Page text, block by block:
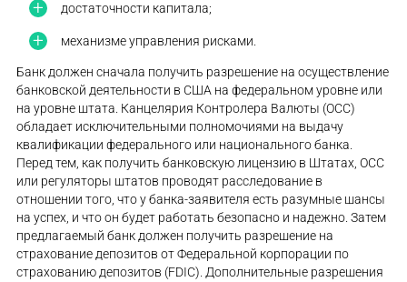
достаточности капитала;
механизме управления рисками.
Банк должен сначала получить разрешение на осуществление
банковской деятельности в США на федеральном уровне или
на уровне штата. Канцелярия Контролера Валюты (OCC)
обладает исключительными полномочиями на выдачу
квалификации федерального или национального банка.
Перед тем, как получить банковскую лицензию в Штатах, OCC
или регуляторы штатов проводят расследование в
отношении того, что у банка-заявителя есть разумные шансы
на успех, и что он будет работать безопасно и надежно. Затем
предлагаемый банк должен получить разрешение на
страхование депозитов от Федеральной корпорации по
страхованию депозитов (FDIC). Дополнительные разрешения